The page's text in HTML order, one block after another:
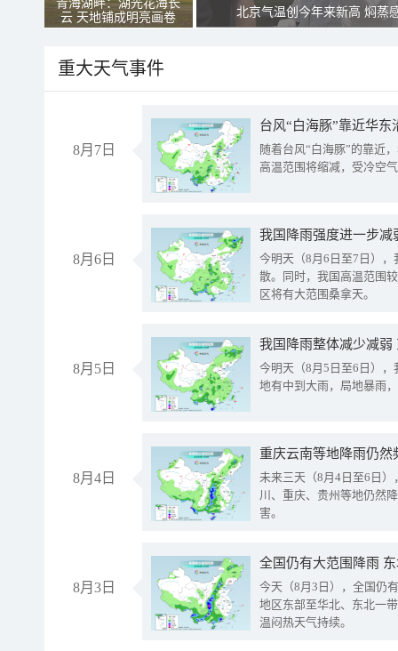
青海湖畔：湖光花海长
云 天地铺成明亮画卷
北京气温创今年来新高 焖蒸
重大天气事件
8月7日
台风“白海豚”靠近华
随着台风“白海豚”的靠近
高温范围将缩减，受冷空
8月6日
今明天（8月6日至7日）
散。同时，我国高温范围
区将有大范围桑拿天。
8月5日
我国降雨整体减少减弱
今明天（8月5日至6日）
地有中到大雨，局地暴雨
8月4日
重庆云南等地降雨仍然
未来三天（8月4日至6日
川、重庆、贵州等地仍然
害。
8月3日
全国仍有大范围降雨
今天（8月3日），全国仍
地区东部至华北、东北一
温闷热天气持续。